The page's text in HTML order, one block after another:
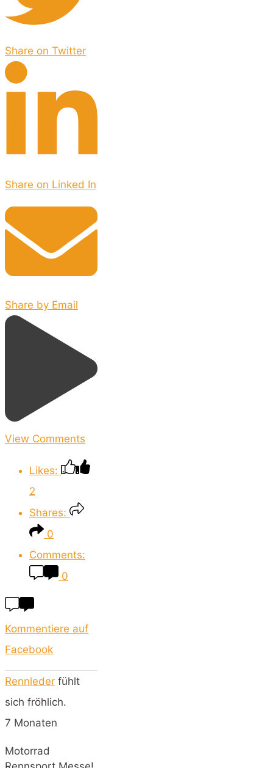
Share on Twitter
Share on Linked In
Share by Email
View Comments
Likes:
2
Shares:
0
Comments:
0
Kommentiere auf
Facebook
Rennleder fühlt
sich fröhlich.
7 Monaten
Motorrad